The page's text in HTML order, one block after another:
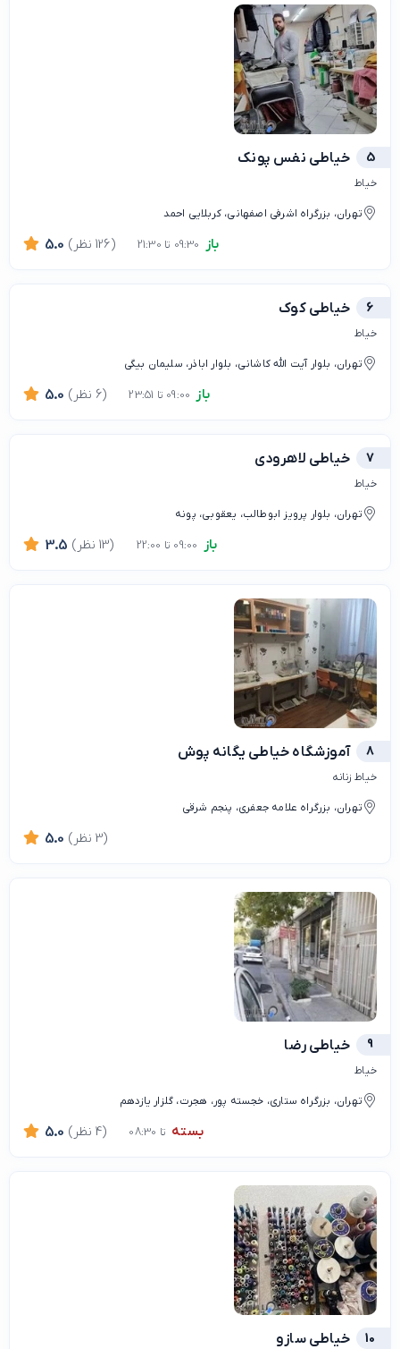
5 خیاطی نفس پونک
خیاط
تهران، بزرگراه اشرفی اصفهانی، کربلایی احمد
باز 5.0 (126 نظر)
6 خیاطی کوک
خیاط
تهران، بلوار آیت الله کاشانی، بلوار اباذر، سلیمان بیگی
باز 5.0 (6 نظر)
7 خیاطی لاهرودی
خیاط
تهران، بلوار پرویز ابوطالب، یعقوبی، پونه
باز 3.5 (13 نظر)
8 آموزشگاه خیاطی یگانه پوش
خیاط زنانه
تهران، بزرگراه علامه جعفری، پنجم شرقی
5.0 (3 نظر)
9 خیاطی رضا
خیاط
تهران، بزرگراه ستاری، خجسته پور، هجرت، گلزار یازدهم
بسته تا 08:30 5.0 (4 نظر)
10 خیاطی سازو